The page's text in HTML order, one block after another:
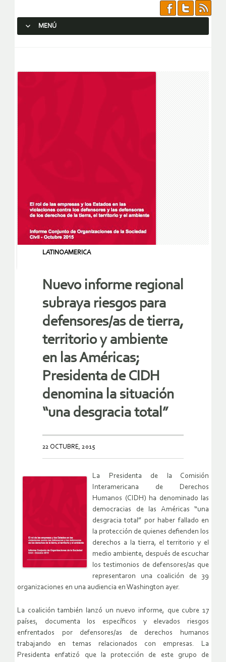
MENÚ
LATINOAMERICA
Nuevo informe regional
subraya riesgos para
defensores/as de tierra,
territorio y ambiente
en las Américas;
Presidenta de CIDH
denomina la situación
“una desgracia total”
22 OCTUBRE, 2015
La Presidenta de la Comisión
Interamericana de Derechos
Humanos (CIDH) ha denominado las
democracias de las Américas “una
desgracia total” por haber fallado en
la protección de quienes defienden los
derechos a la tierra, el territorio y el
medio ambiente, después de escuchar
los testimonios de defensores/as que
representaron una coalición de 39
organizaciones en una audiencia en Washington ayer.
La coalición también lanzó un nuevo informe, que cubre 17
países, documenta los específicos y elevados riesgos
enfrentados por defensores/as de derechos humanos
trabajando en temas relacionados con empresas. La
Presidenta enfatizó que la protección de este grupo de